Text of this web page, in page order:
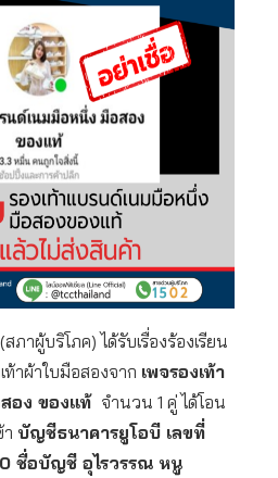
ภาผู้บริโภค) ได้รับเรื่องร้องเรียน
าผ้าใบมือสองจาก เพจรองเท้า
อง ของแท้ จำนวน 1 คู่ ได้โอน
บัญชีธนาคารยูโอบี เลขที่
ชื่อบัญชี อุไรวรรณ หนู